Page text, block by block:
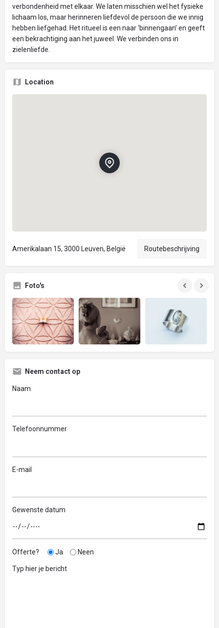
verbondenheid met elkaar. We laten misschien wel het fysieke
lichaam los, maar herinneren liefdevol de persoon die we innig
hebben liefgehad. Het ritueel is een naar ‘binnengaan’ en geeft
een bekrachtiging aan het juweel. We verbinden ons in
zielenliefde.
Location
Amerikalaan 15, 3000 Leuven, België Routebeschrijving
Foto's
Neem contact op
Naam
Telefoonnummer
E-mail
Gewenste datum
Offerte? Ja Neen